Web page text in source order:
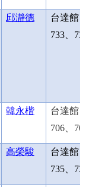
邱瀞德
台達館
733
734
韓永楷
台達館
706
707
高榮駿
台達館
735
736